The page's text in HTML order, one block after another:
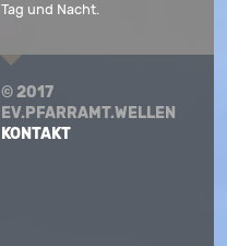
Tag und Nacht.
© 2017
EV.PFARRAMT.WELLEN
KONTAKT